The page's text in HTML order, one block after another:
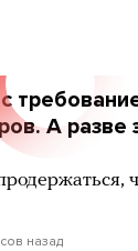
А разве
назад